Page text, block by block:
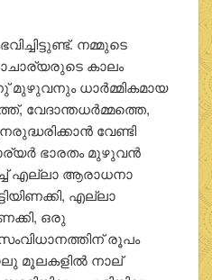
നമ്മുടെ
കാലം
മുഴുവനും ധാര്‍മ്മികമായ
വേദാന്തധര്‍മ്മത്തെ,
വേണ്ടി
ഭാരതം മുഴുവന്‍
എല്ലാ ആരാധനാ
എല്ലാ
ഒരു
രൂപം
മൂലകളില്‍ നാല്